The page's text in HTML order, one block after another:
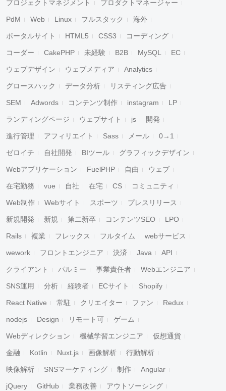
プロジェクトマネジメント プロダクトマネージャー
PdM Web Linux フルスタック 海外
ポータルサイト HTML5 CSS3 コーディング
コーダー CakePHP 未経験 B2B MySQL EC
ウェブデザイン ウェブメディア Analytics
グロースハック データ分析 リスティング広告
SEM Adwords コンテンツ制作 instagram LP
ランディングページ ウェブサイト js 開発
進行管理 アフィリエイト Sass メール 0→1
ゼロイチ 自社開発 BIツール グラフィックデザイン
Webアプリケーション FuelPHP 自由 ウェブ
在宅勤務 vue 自社 在宅 CS コミュニティ
Web制作 Webサイト スポーツ プレスリリース
新規開発 新規 第二新卒 コンテンツSEO LPO
Rails 複業 フレックス フルタイム webサービス
wework フロントエンジニア 決済 Java API
クライアント パルミー 事業責任者 Webエンジニア
SNS運用 分析 経験者 ECサイト Shopify
React Native 常駐 クリエイター ファン Redux
nodejs Design リモート可 ゲーム
Webディレクション 機械学習エンジニア 仮想通貨
金融 Kotlin Nuxt.js 画像解析 行動解析
映像解析 SNSマーケティング 制作 Angular
jQuery GitHub 業務改善 アウトソーシング